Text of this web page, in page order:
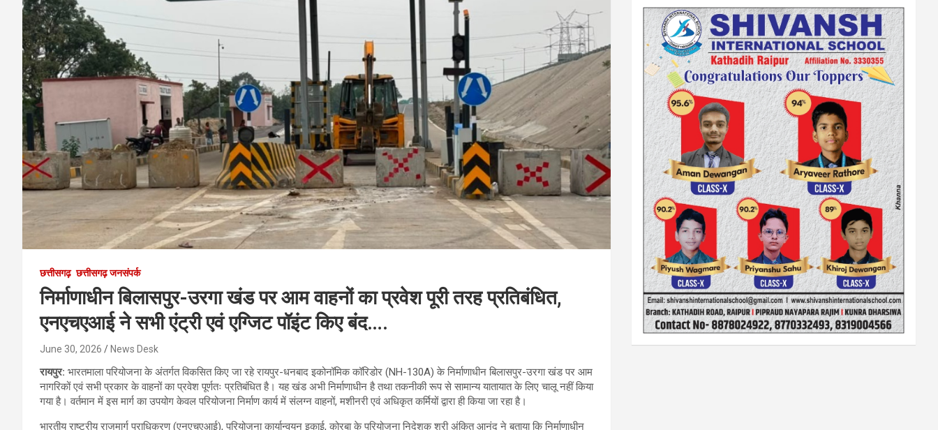
छत्तीसगढ़ छत्तीसगढ़ जनसंपर्क
निर्माणाधीन बिलासपुर-उरगा खंड पर आम वाहनों का प्रवेश पूरी तरह प्रतिबंधित,
एनएचएआई ने सभी एंट्री एवं एग्जिट पॉइंट किए बंद….
June 30, 2026 News Desk
रायपुर: भारतमाला परियोजना के अंतर्गत विकसित किए जा रहे रायपुर-धनबाद इकोनॉमिक कॉरिडोर (NH-130A) के निर्माणाधीन बिलासपुर-उरगा खंड पर आम
नागरिकों एवं सभी प्रकार के वाहनों का प्रवेश पूर्णतः प्रतिबंधित है। यह खंड अभी निर्माणाधीन है तथा तकनीकी रूप से सामान्य यातायात के लिए चालू नहीं किया
गया है। वर्तमान में इस मार्ग का उपयोग केवल परियोजना निर्माण कार्य में संलग्न वाहनों, मशीनरी एवं अधिकृत कर्मियों द्वारा ही किया जा रहा है।
भारतीय राष्ट्रीय राजमार्ग प्राधिकरण (एनएचएआई), परियोजना कार्यान्वयन इकाई, कोरबा के परियोजना निदेशक श्री अंकित आनंद ने बताया कि निर्माणाधीन